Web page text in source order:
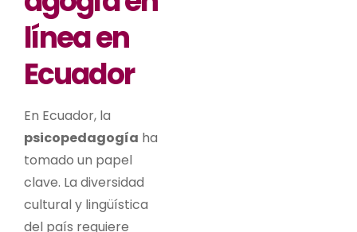
línea en
Ecuador
En Ecuador, la
psicopedagogía ha
tomado un papel
clave. La diversidad
cultural y lingüística
del país requiere